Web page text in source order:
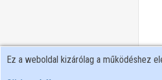
Ez a weboldal kizárólag a működéshez